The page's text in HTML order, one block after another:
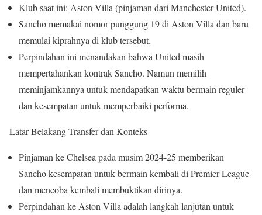
Klub saat ini: Aston Villa (pinjaman dari Manchester United).
Sancho memakai nomor punggung 19 di Aston Villa dan baru
memulai kiprahnya di klub tersebut.
Perpindahan ini menandakan bahwa United masih
mempertahankan kontrak Sancho. Namun memilih
meminjamkannya untuk mendapatkan waktu bermain reguler
dan kesempatan untuk memperbaiki performa.
Latar Belakang Transfer dan Konteks
Pinjaman ke Chelsea pada musim 2024-25 memberikan
Sancho kesempatan untuk bermain kembali di Premier League
dan mencoba kembali membuktikan dirinya.
Perpindahan ke Aston Villa adalah langkah lanjutan untuk